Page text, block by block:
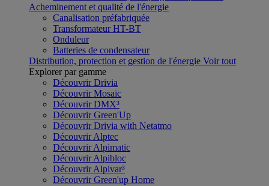
Acheminement et qualité de l'énergie
Canalisation préfabriquée
Transformateur HT-BT
Onduleur
Batteries de condensateur
Distribution, protection et gestion de l'énergie Voir tout
Explorer par gamme
Découvrir Drivia
Découvrir Mosaic
Découvrir DMX³
Découvrir Green'Up
Découvrir Drivia with Netatmo
Découvrir Alptec
Découvrir Alpimatic
Découvrir Alpibloc
Découvrir Alpivar³
Découvrir Green'up Home